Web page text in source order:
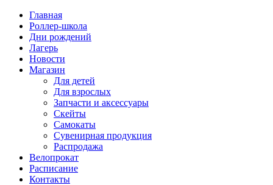
Главная
Роллер-школа
Дни рождений
Лагерь
Новости
Магазин
Для детей
Для взрослых
Запчасти и аксессуары
Скейты
Самокаты
Сувенирная продукция
Распродажа
Велопрокат
Расписание
Контакты